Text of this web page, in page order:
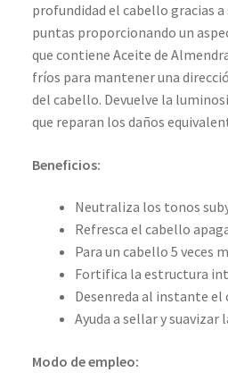
profundidad el cabello gracias
puntas proporcionando un
que contiene Aceite de
fríos para mantener una
del cabello. Devuelve la
que reparan los daños
Beneficios:
Neutraliza los tonos
Refresca el cabello
Para un cabello 5 veces
Fortifica la estructura
Desenreda al instante el
Ayuda a sellar y
Modo de empleo: